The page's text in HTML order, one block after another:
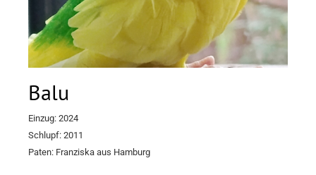
Balu
Einzug: 2024
Schlupf: 2011
Paten: Franziska aus Hamburg